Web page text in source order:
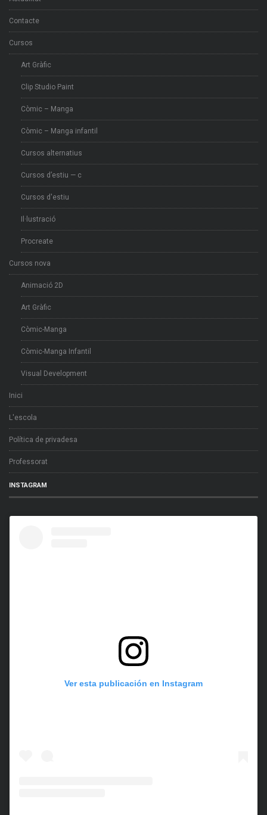
Contacte
Cursos
Art Gràfic
Clip Studio Paint
Còmic – Manga
Còmic – Manga infantil
Cursos alternatius
Cursos d’estiu — c
Cursos d'estiu
Il·lustració
Procreate
Cursos nova
Animació 2D
Art Gràfic
Còmic-Manga
Còmic-Manga Infantil
Visual Development
Inici
L'escola
Política de privadesa
Professorat
INSTAGRAM
Ver esta publicación en Instagram